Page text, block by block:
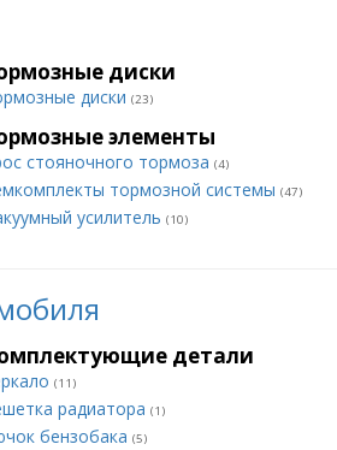
диски
диски (23)
элементы
стояночного тормоза (4)
тормозной системы (47)
усилитель (10)
детали
(11)
радиатора (1)
бензобака (5)